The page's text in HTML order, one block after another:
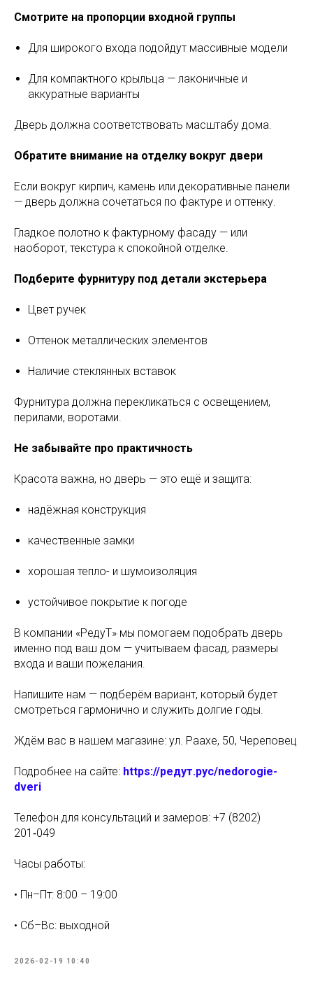
Смотрите на пропорции входной группы
Для широкого входа подойдут массивные модели
Для компактного крыльца — лаконичные и
аккуратные варианты
Дверь должна соответствовать масштабу дома.
Обратите внимание на отделку вокруг двери
Если вокруг кирпич, камень или декоративные панели
— дверь должна сочетаться по фактуре и оттенку.
Гладкое полотно к фактурному фасаду — или
наоборот, текстура к спокойной отделке.
Подберите фурнитуру под детали экстерьера
Цвет ручек
Оттенок металлических элементов
Наличие стеклянных вставок
Фурнитура должна перекликаться с освещением,
перилами, воротами.
Не забывайте про практичность
Красота важна, но дверь — это ещё и защита:
надёжная конструкция
качественные замки
хорошая тепло- и шумоизоляция
устойчивое покрытие к погоде
В компании «РедуТ» мы помогаем подобрать дверь
именно под ваш дом — учитываем фасад, размеры
входа и ваши пожелания.
Напишите нам — подберём вариант, который будет
смотреться гармонично и служить долгие годы.
Ждём вас в нашем магазине: ул. Раахе, 50, Череповец
Подробнее на сайте: https://редут.рус/nedorogie-
dveri
Телефон для консультаций и замеров: +7 (8202)
201‑049
Часы работы:
• Пн–Пт: 8:00 – 19:00
• Сб–Вс: выходной
2026-02-19 10:40